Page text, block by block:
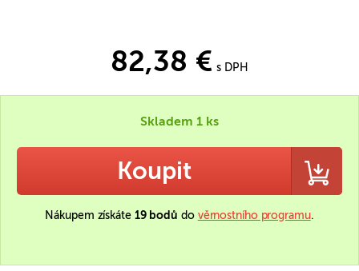
82,38 € s DPH
Skladem 1 ks
Koupit
Nákupem získáte 19 bodů do věrnostního programu.